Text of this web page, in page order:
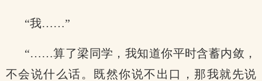
“我……”
“……算了梁同学，我知道你平时含蓄内敛，
不会说什么话。既然你说不出口，那我就先说